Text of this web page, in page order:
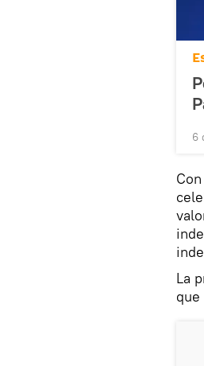
6
La